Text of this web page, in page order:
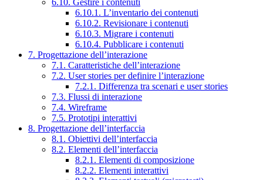
6.10. Gestire i contenuti
6.10.1. L’inventario dei contenuti
6.10.2. Revisionare i contenuti
6.10.3. Migrare i contenuti
6.10.4. Pubblicare i contenuti
7. Progettazione dell’interazione
7.1. Caratteristiche dell’interazione
7.2. User stories per definire l’interazione
7.2.1. Differenza tra scenari e user stories
7.3. Flussi di interazione
7.4. Wireframe
7.5. Prototipi interattivi
8. Progettazione dell’interfaccia
8.1. Obiettivi dell’interfaccia
8.2. Elementi dell’interfaccia
8.2.1. Elementi di composizione
8.2.2. Elementi interattivi